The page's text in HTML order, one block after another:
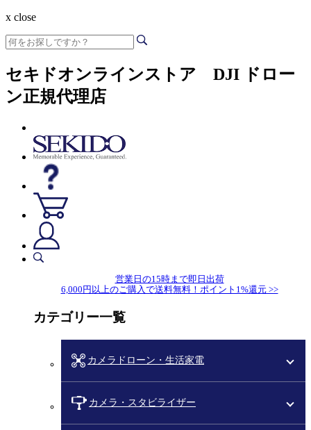
x close
セキドオンラインストア DJI ドロー
ン正規代理店
営業日の15時まで即日出荷
6,000円以上のご購入で送料無料！ポイント1%還元 >>
カテゴリー一覧
カメラドローン・生活家電
カメラ・スタビライザー